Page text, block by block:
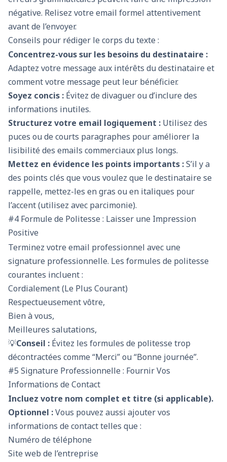
négative. Relisez votre email formel attentivement
avant de l’envoyer.
Conseils pour rédiger le corps du texte :
Concentrez-vous sur les besoins du destinataire :
Adaptez votre message aux intérêts du destinataire et
comment votre message peut leur bénéficier.
Soyez concis : Évitez de divaguer ou d’inclure des
informations inutiles.
Structurez votre email logiquement : Utilisez des
puces ou de courts paragraphes pour améliorer la
lisibilité des emails commerciaux plus longs.
Mettez en évidence les points importants :S’il y a
des points clés que vous voulez que le destinataire se
rappelle, mettez-les en gras ou en italiques pour
l’accent (utilisez avec parcimonie).
#4 Formule de Politesse : Laisser une Impression
Positive
Terminez votre email professionnel avec une
signature professionnelle. Les formules de politesse
courantes incluent :
Cordialement (Le Plus Courant)
Respectueusement vôtre,
Bien à vous,
Meilleures salutations,
💡Conseil : Évitez les formules de politesse trop
décontractées comme “Merci” ou “Bonne journée”.
#5 Signature Professionnelle : Fournir Vos
Informations de Contact
Incluez votre nom complet et titre (si applicable).
Optionnel :Vous pouvez aussi ajouter vos
informations de contact telles que :
Numéro de téléphone
Site web de l’entreprise